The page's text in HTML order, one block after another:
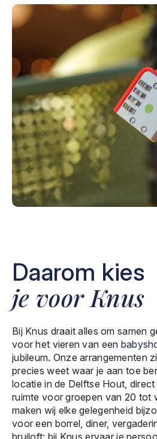
Daarom kies
je voor Knus
Bij Knus draait alles om samen
voor het vieren van een
jubileum. Onze arrangementen
precies weet waar je aan toe
locatie in de Delftse Hout,
ruimte voor groepen van 20 tot
maken wij elke gelegenheid
voor een borrel, diner,
bruiloft: bij Knus ervaar je